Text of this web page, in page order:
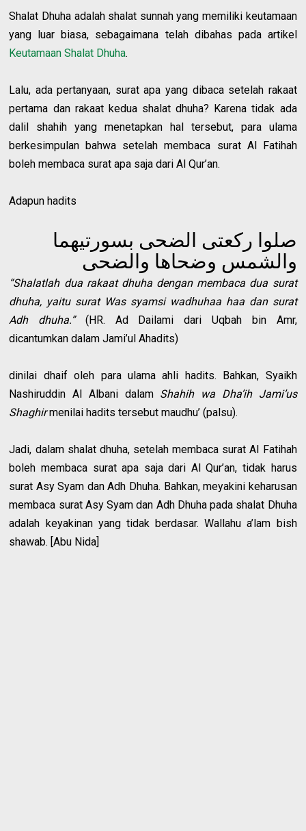
Shalat Dhuha adalah shalat sunnah yang memiliki keutamaan
yang luar biasa, sebagaimana telah dibahas pada artikel
Keutamaan Shalat Dhuha.
Lalu, ada pertanyaan, surat apa yang dibaca setelah rakaat
pertama dan rakaat kedua shalat dhuha? Karena tidak ada
dalil shahih yang menetapkan hal tersebut, para ulama
berkesimpulan bahwa setelah membaca surat Al Fatihah
boleh membaca surat apa saja dari Al Qur’an.
Adapun hadits
صلوا ركعتى الضحى بسورتيهما
والشمس وضحاها والضحى
“Shalatlah dua rakaat dhuha dengan membaca dua surat
dhuha, yaitu surat Was syamsi wadhuhaa haa dan surat
Adh dhuha.”(HR. Ad Dailami dari Uqbah bin Amr,
dicantumkan dalam Jami’ul Ahadits)
dinilai dhaif oleh para ulama ahli hadits. Bahkan, Syaikh
Nashiruddin Al Albani dalam Shahih wa Dha’ih Jami’us
Shaghirmenilai hadits tersebut maudhu’ (palsu).
Jadi, dalam shalat dhuha, setelah membaca surat Al Fatihah
boleh membaca surat apa saja dari Al Qur’an, tidak harus
surat Asy Syam dan Adh Dhuha. Bahkan, meyakini keharusan
membaca surat Asy Syam dan Adh Dhuha pada shalat Dhuha
adalah keyakinan yang tidak berdasar. Wallahu a’lam bish
shawab. [Abu Nida]